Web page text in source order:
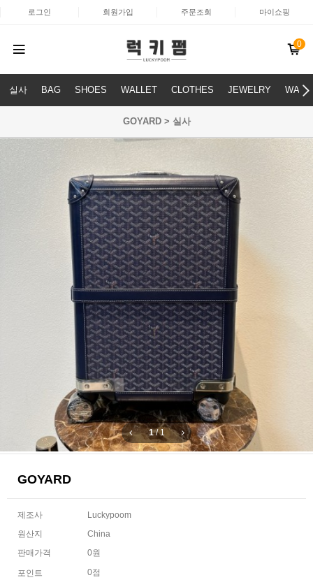
로그인 회원가입 주문조회 마이쇼핑
0
실사 BAG SHOES WALLET CLOTHES JEWELRY
GOYARD > 실사
1/1
GOYARD
제조사
Luckypoom
원산지
China
판매가격
0원
포인트 0점